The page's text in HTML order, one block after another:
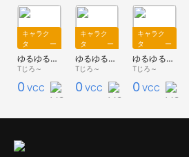
キャラク
ター
ゆるゆるゆりね(セーラー服)
Tじろ～
0 VCC
キャラク
ター
ゆるゆるゆりね(スクール水着(旧スク))
Tじろ～
0 VCC
キャラク
ター
ゆるゆるゆりね(ピンクメイド)
Tじろ～
0 VCC